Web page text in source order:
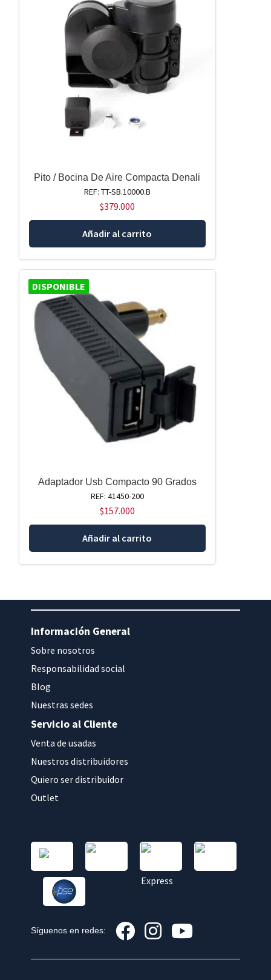
Pito / Bocina De Aire Compacta Denali
REF: TT-SB.10000.B
$379.000
Añadir al carrito
DISPONIBLE
Adaptador Usb Compacto 90 Grados
REF: 41450-200
$157.000
Añadir al carrito
Información General
Sobre nosotros
Responsabilidad social
Blog
Nuestras sedes
Servicio al Cliente
Venta de usadas
Nuestros distribuidores
Quiero ser distribuidor
Outlet
Síguenos en redes: